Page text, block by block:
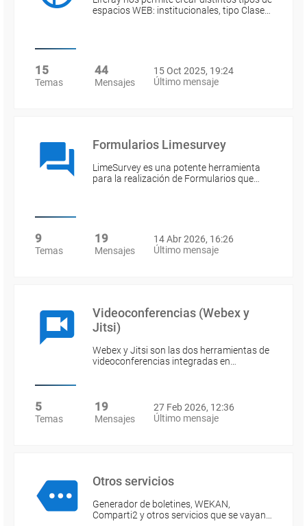
espacios WEB: institucionales, tipo Clase…
15
Temas
44
Mensajes
15 Oct 2025, 19:24
Último mensaje
Formularios Limesurvey
LimeSurvey es una potente herramienta
para la realización de Formularios que…
9
Temas
19
Mensajes
14 Abr 2026, 16:26
Último mensaje
Videoconferencias (Webex y
Jitsi)
Webex y Jitsi son las dos herramientas de
videoconferencias integradas en…
5
Temas
19
Mensajes
27 Feb 2026, 12:36
Último mensaje
Otros servicios
Generador de boletines, WEKAN,
Comparti2 y otros servicios que se vayan…